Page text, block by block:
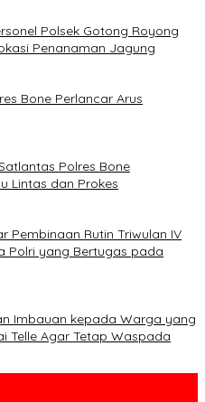
Polsek Gotong Royong
Penanaman Jagung
Bone Perlancar Arus
Polres Bone
Lintas dan Prokes
Pembinaan Rutin Triwulan IV
Polri yang Bertugas pada
Imbauan kepada Warga yang
Telle Agar Tetap Waspada